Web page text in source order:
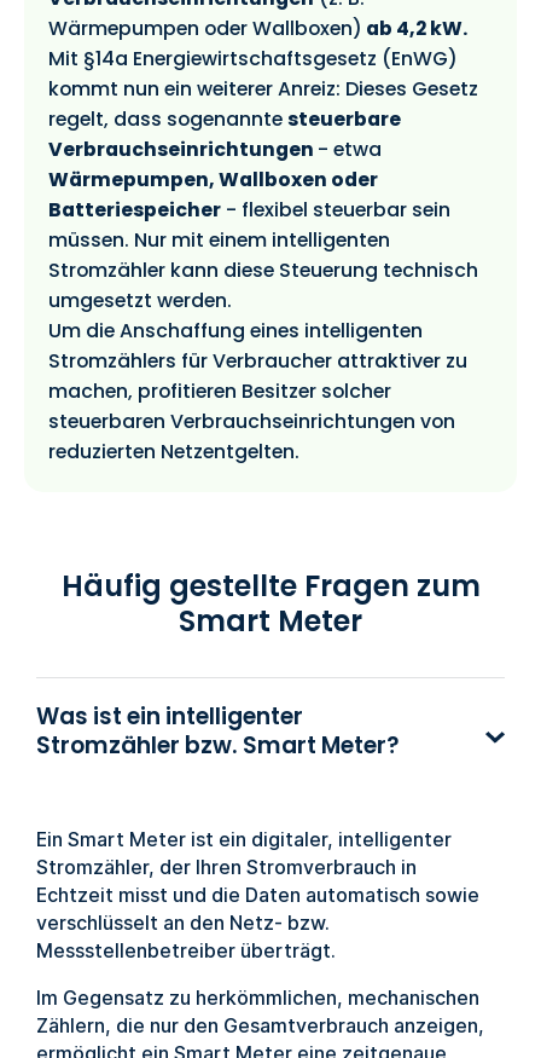
Wärmepumpen oder Wallboxen) ab 4,2 kW.
Mit §14a Energiewirtschaftsgesetz (EnWG)
kommt nun ein weiterer Anreiz: Dieses Gesetz
regelt, dass sogenanntesteuerbare
Verbrauchseinrichtungen - etwa
Wärmepumpen, Wallboxen oder
Batteriespeicher - flexibel steuerbar sein
müssen. Nur mit einem intelligenten
Stromzähler kann diese Steuerung technisch
umgesetzt werden.
Um die Anschaffung eines intelligenten
Stromzählers für Verbraucher attraktiver zu
machen, profitieren Besitzer solcher
steuerbaren Verbrauchseinrichtungen von
reduzierten Netzentgelten.
Häufig gestellte Fragen zum
Smart Meter
Was ist ein intelligenter
Stromzähler bzw. Smart Meter?
Ein Smart Meter ist ein digitaler, intelligenter
Stromzähler, der Ihren Stromverbrauch in
Echtzeit misst und die Daten automatisch sowie
verschlüsselt an den Netz- bzw.
Messstellenbetreiber überträgt.
Im Gegensatz zu herkömmlichen, mechanischen
Zählern, die nur den Gesamtverbrauch anzeigen,
ermöglicht ein Smart Meter eine zeitgenaue